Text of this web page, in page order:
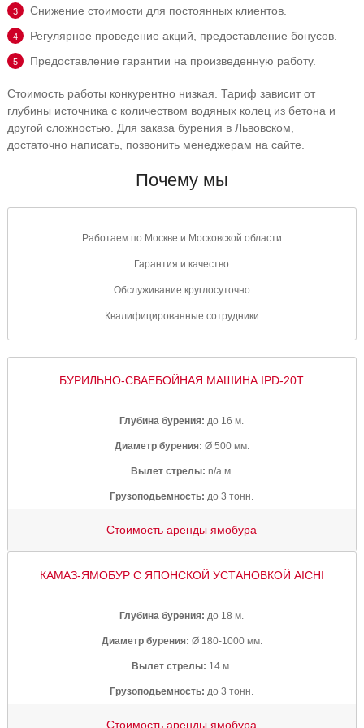
Снижение стоимости для постоянных клиентов.
Регулярное проведение акций, предоставление бонусов.
Предоставление гарантии на произведенную работу.
Стоимость работы конкурентно низкая. Тариф зависит от
глубины источника с количеством водяных колец из бетона и
другой сложностью. Для заказа бурения в Львовском,
достаточно написать, позвонить менеджерам на сайте.
Почему мы
Работаем по Москве и Московской области
Гарантия икачество
Обслуживание круглосуточно
Квалифицированные сотрудники
БУРИЛЬНО-СВАЕБОЙНАЯ МАШИНА IPD-20T
Глубина бурения: до 16 м.
Диаметр бурения: Ø 500 мм.
Вылет стрелы: n/a м.
Грузоподьемность: до 3 тонн.
Стоимость аренды ямобура
КАМАЗ-ЯМОБУР С ЯПОНСКОЙ УСТАНОВКОЙ AICHI
Глубина бурения: до 18 м.
Диаметр бурения: Ø 180-1000 мм.
Вылет стрелы: 14 м.
Грузоподьемность: до 3 тонн.
Стоимость аренды ямобура